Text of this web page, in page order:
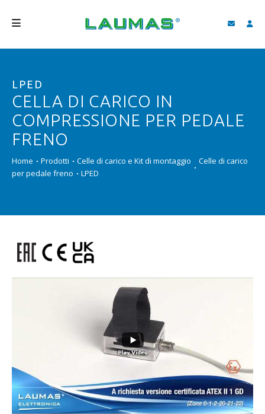
PRODOTTI
SERVIZI
ASSISTENZA E DOWNLOAD
VIDEO
ITALIANO
LPED
CELLA DI CARICO IN
COMPRESSIONE PER PEDALE
FRENO
Home Prodotti Celle di carico e Kit di montaggio
Celle di carico
per pedale freno
LPED